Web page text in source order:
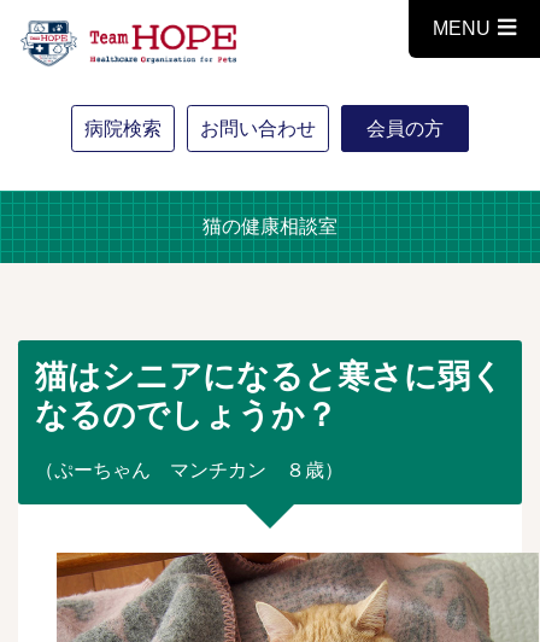
病院検索 お問い合わせ 会員の方
MENU
猫の健康相談室
猫はシニアになると寒さに弱く
なるのでしょうか？
（ぷーちゃん マンチカン ８歳）